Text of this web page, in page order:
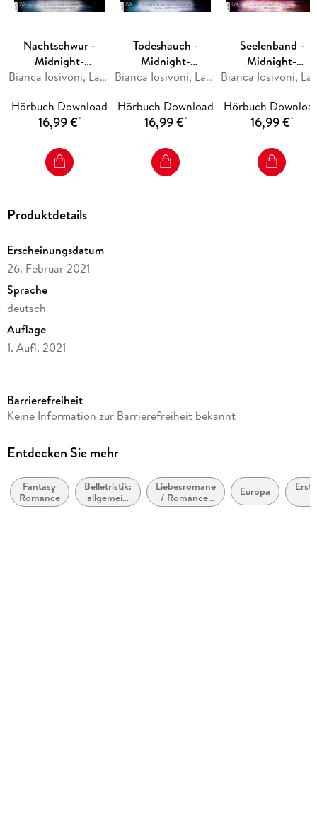
Nachtschwur -
Midnight-
Chronicles-Reihe,Bianca Iosivoni, Laura Kneidl
Hörbuch Download
16,99 €*
Todeshauch -
Midnight-
Chronicles-Reihe,Bianca Iosivoni, Laura Kneidl
Hörbuch Download
16,99 €*
Seelenband -
Midnight-
Chronicles-Reihe,
Hörbuch
16,99 €*
Produktdetails
Erscheinungsdatum
26. Februar 2021
Sprache
deutsch
Auflage
1. Aufl. 2021
Dateigröße
Laufzeit
Altersempfehlung
ab 16 Jahre
Barrierefreiheit
Keine Information zur Barrierefreiheit bekannt
Entdecken Sie mehr
Fantasy
Romance
Belletristik:
allgemein
und
Liebesromane
/ Romance:
Romantasy,
Europa